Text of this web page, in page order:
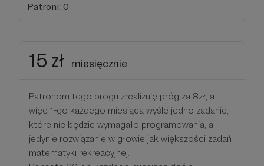
Patroni: 0
15 zł miesięcznie
Patronom tego progu zrealizuję próg za 8zł, a
więc 1-go każdego miesiąca wyślę jedno zadanie,
które nie będzie wymagało programowania, a
jedynie rozwiązanie w głowie jak większości zadań
matematyki rekreacyjnej.